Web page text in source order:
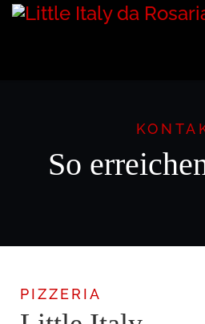
So
PIZZERIA